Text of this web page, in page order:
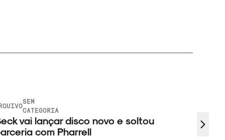
SEM
CATEGORIA
vai lançar disco novo e soltou
com Pharrell